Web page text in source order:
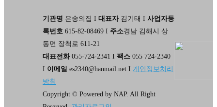
기관명 은송의집 I 대표자김기태 I 사업자등
록번호 615-82-08469 I 주소경남 김해시 상
동면 장척로 611-21
대표전화055-724-2341 I 팩스 055 724-2340
I 이메일 es2340@hanmail.net I 개인정보처리
방침
Copyright © Powered by NAP. All Right